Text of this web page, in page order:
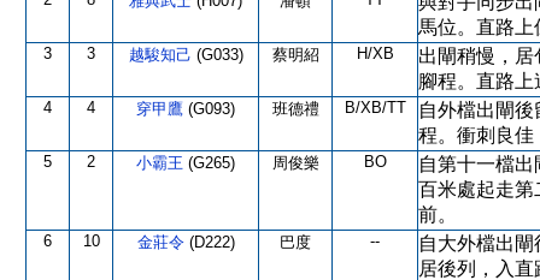
馬位。直路
3 3 越駿知己 (G033) 蔡明紹 H/XB
出閘稍慢，
腳程。直路
4 4 穿甲鷹 (G093) 班德禮 B/XB/TT
自外檔出閘
程。衝刺良佳
5 2 小霸王 (G265) 周俊樂 BO
自第十一檔
百米處起走第
前。
6 10 金莊令 (D222) 巴度 --
自大外檔出
居後列，入